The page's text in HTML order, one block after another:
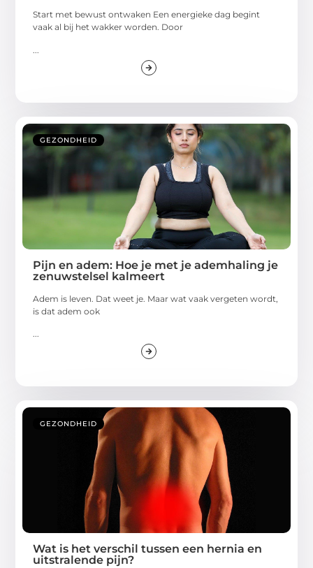
Start met bewust ontwaken Een energieke dag begint
vaak al bij het wakker worden. Door
GEZONDHEID
Pijn en adem: Hoe je met je ademhaling je
zenuwstelsel kalmeert
Adem is leven. Dat weet je. Maar wat vaak vergeten wordt,
is dat adem ook
...
GEZONDHEID
Wat is het verschil tussen een hernia en
uitstralende pijn?